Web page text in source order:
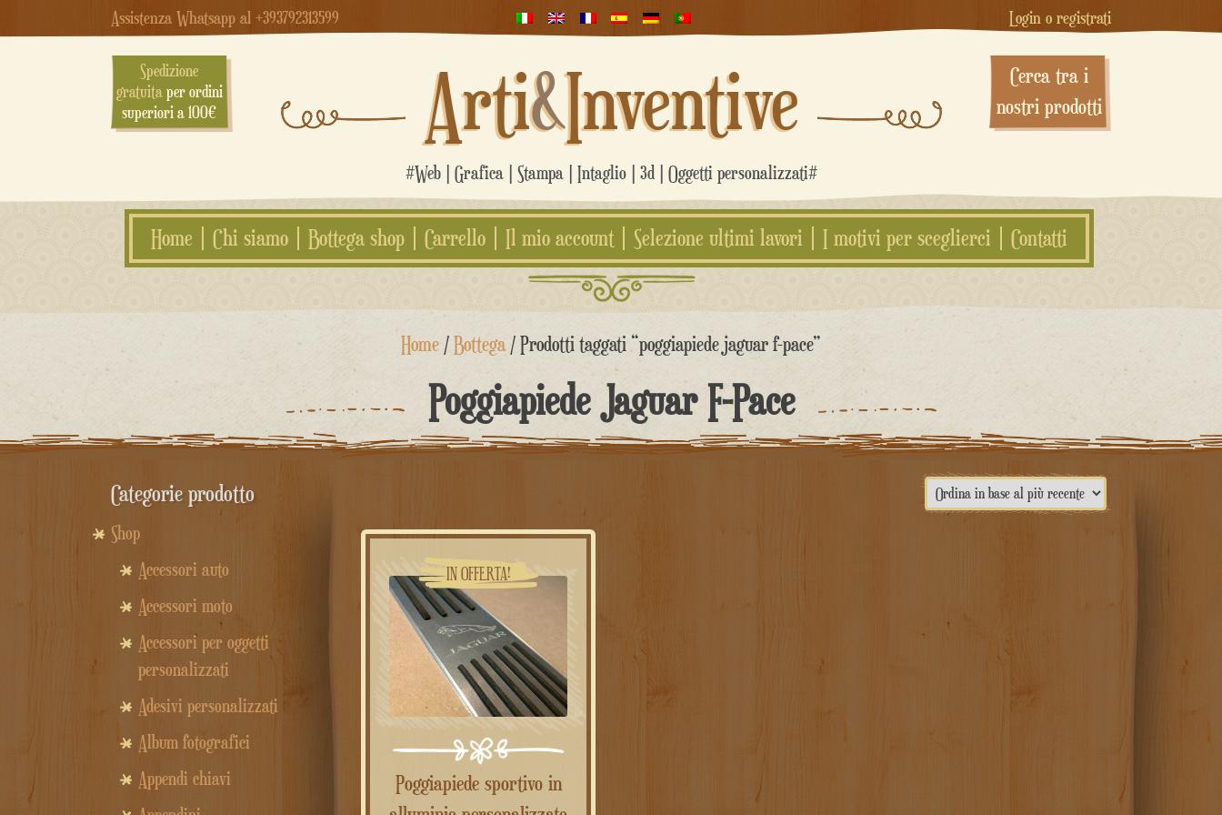
Assistenza Whatsapp al +393792313599 Login o registrati
Spedizione
gratuitaper ordini
superiori a 100€
Arti&Inventive
#Web | Grafica | Stampa | Intaglio | 3d | Oggetti personalizzati#
Cerca tra i
nostri prodotti
Home Chi siamo Bottega shop Carrello Il mio account Selezione ultimi lavori I motivi per sceglierci Contatti
Salta
contenuto
Home /Bottega/ Prodotti taggati “poggiapiede jaguar f-pace”
Poggiapiede Jaguar F-Pace
IN OFFERTA!
Poggiapiede sportivo in
Categorie prodotto
Shop
Accessori auto
Accessori moto
Accessori per oggetti
personalizzati
Adesivi personalizzati
Album fotografici
Appendi chiavi